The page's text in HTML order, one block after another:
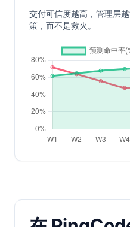
交付可信度越高，管理层
策，而不是救火。